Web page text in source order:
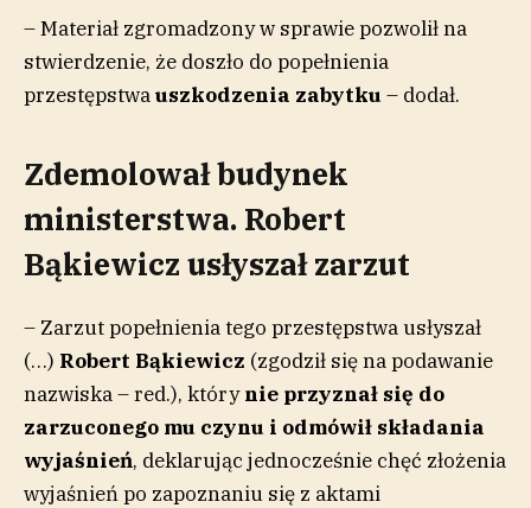
– Materiał zgromadzony w sprawie pozwolił na
stwierdzenie, że doszło do popełnienia
przestępstwauszkodzenia zabytku– dodał.
Zdemolował budynek
ministerstwa. Robert
Bąkiewicz usłyszał zarzut
– Zarzut popełnienia tego przestępstwa usłyszał
(…) Robert Bąkiewicz (zgodził się na podawanie
nazwiska – red.), którynie przyznał się do
zarzuconego mu czynu i odmówił składania
wyjaśnień, deklarując jednocześnie chęć złożenia
wyjaśnień po zapoznaniu się z aktami